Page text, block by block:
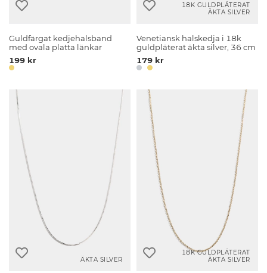
Guldfärgat kedjehalsband
med ovala platta länkar
199 kr
18K GULDPLÄTERAT
ÄKTA SILVER
Venetiansk halskedja i 18k
guldpläterat äkta silver, 36 cm
179 kr
ÄKTA SILVER
18K GULDPLÄTERAT
ÄKTA SILVER